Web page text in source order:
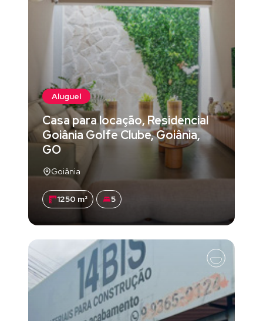
Aluguel
Casa para locação, Residencial
Goiânia Golfe Clube, Goiânia,
GO
Goiânia
1250 m² 5